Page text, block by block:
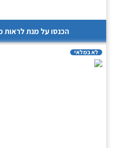
הכנסו על מנת לראות
לא במלאי